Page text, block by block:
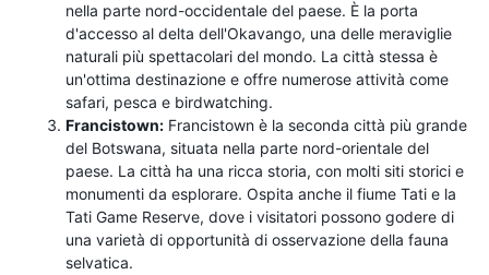
nella parte nord-occidentale del paese. È la porta
d'accesso al delta dell'Okavango, una delle meraviglie
naturali più spettacolari del mondo. La città stessa è
un'ottima destinazione e offre numerose attività come
safari, pesca e birdwatching.
Francistown: Francistown è la seconda città più grande
del Botswana, situata nella parte nord-orientale del
paese. La città ha una ricca storia, con molti siti storici e
monumenti da esplorare. Ospita anche il fiume Tati e la
Tati Game Reserve, dove i visitatori possono godere di
una varietà di opportunità di osservazione della fauna
selvatica.